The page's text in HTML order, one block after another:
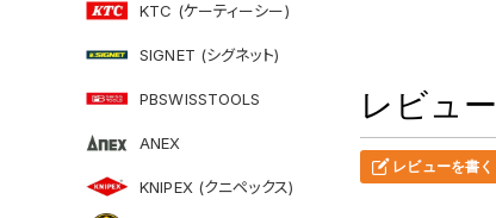
KTC (ケーティーシー)
SIGNET (シグネット)
PBSWISSTOOLS
ANEX
KNIPEX (クニペックス)
レビュー
レビューを書く